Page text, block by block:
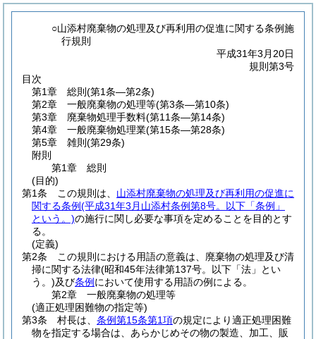
○山添村廃棄物の処理及び再利用の促進に関する条例施
行規則
平成31年3月20日
規則第3号
目次
第1章
総則 (第1条―第2条)
第2章
一般廃棄物の処理等(第3条―第10条)
第3章
廃棄物処理手数料(第11条―第14条)
第4章
一般廃棄物処理業(第15条―第28条)
第5章
雑則 (第29条)
附則
第1章
総則
(目的)
第1条
この規則は、 山添村廃棄物の処理及び再利用の促進に
関する条例(平成31年3月山添村条例第8号。以下「条例」
という。)の施行に関し必要な事項を定めることを目的とす
る。
(定義)
第2条
この規則における用語の意義は、廃棄物の処理及び清
掃に関する法律(昭和45年法律第137号。以下「法」とい
う。)及び条例 において使用する用語の例による。
第2章
一般廃棄物の処理等
(適正処理困難物の指定等)
第3条
村長は、 条例第15条第1項の規定により適正処理困難
物を指定する場合は、あらかじめその物の製造、加工、販